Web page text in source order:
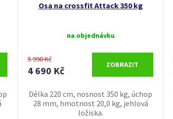
Osa na crossfit Attack 350 kg
na objednávku
5 990 Kč
4 690 Kč
ZOBRAZIT
Délka 220 cm, nosnost 350 kg, úchop
28 mm, hmotnost 20,0 kg, jehlová
ložiska.